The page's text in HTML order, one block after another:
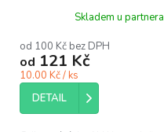
ba1/10 ks
Skladem u partnera
od 100 Kč bez DPH
od 121 Kč
10.00 Kč / ks
DETAIL